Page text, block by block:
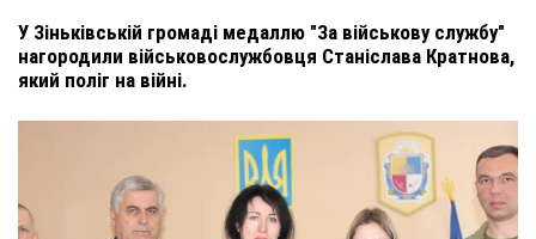
У Зіньківській громаді медаллю "За військову службу"
нагородили військовослужбовця Станіслава Кратнова,
який поліг на війні.